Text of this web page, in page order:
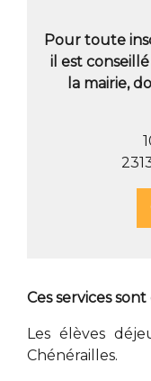
Pour toute
il est
la mairie,
Ces services
Les élèves
Chénérailles.